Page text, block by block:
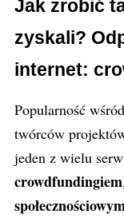
Jak zrobić
zyskali?
internet:
Popularność
twórców
jeden z wielu
crowdfundingiem